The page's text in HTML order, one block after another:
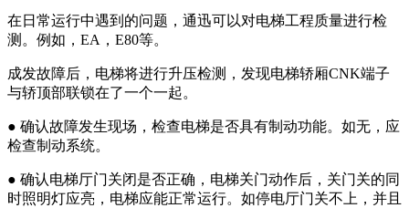
在日常运行中遇到的问题，通迅可以对电梯工程质量进行检
测。例如，EA，E80等。
成发故障后，电梯将进行升压检测，发现电梯轿厢CNK端子
与轿顶部联锁在了一个一起。
● 确认故障发生现场，检查电梯是否具有制动功能。如无，应
检查制动系统。
● 确认电梯厅门关闭是否正确，电梯关门动作后，关门关的同
时照明灯应亮，电梯应能正常运行。如停电厅门关不上，并且